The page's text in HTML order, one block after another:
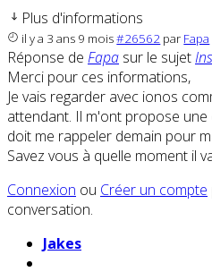
Plus d'informations
il y a 3 ans 9 mois#26562 par Fapa
Réponse de Fapa sur le sujet
Merci pour ces informations,
Je vais regarder avec ionos
attendant. Il m'ont propose
doit me rappeler demain pour
Savez vous à quelle moment il
Connexion ou Créer un compte
conversation.
Jakes